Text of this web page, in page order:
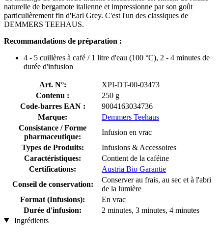
naturelle de bergamote italienne et impressionne par son goût
particulièrement fin d'Earl Grey. C'est l'un des classiques de
DEMMERS TEEHAUS.
Recommandations de préparation :
4 - 5 cuillères à café / 1 litre d'eau (100 °C), 2 - 4 minutes de
durée d'infusion
Art. N°:
XPI-DT-00-03473
Contenu :
250 g
Code-barres EAN :
9004163034736
Marque:
Demmers Teehaus
Consistance / Forme
pharmaceutique:
Infusion en vrac
Types de Produits:
Infusions & Accessoires
Caractéristiques:
Contient de la caféine
Certifications:
Austria Bio Garantie
Conseil de conservation:
Conserver au frais, au sec et à l'abri
de la lumière
Format (Infusions):
En vrac
Durée d'infusion:
2 minutes, 3 minutes, 4 minutes
Ingrédients